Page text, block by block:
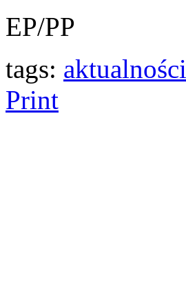
EP/PP
tags: aktualności
Print